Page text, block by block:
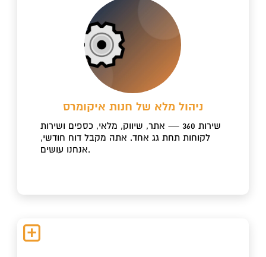
ניהול מלא של חנות איקומרס
שירות 360 — אתר, שיווק, מלאי, כספים ושירות
לקוחות תחת גג אחד. אתה מקבל דוח חודשי,
אנחנו עושים.